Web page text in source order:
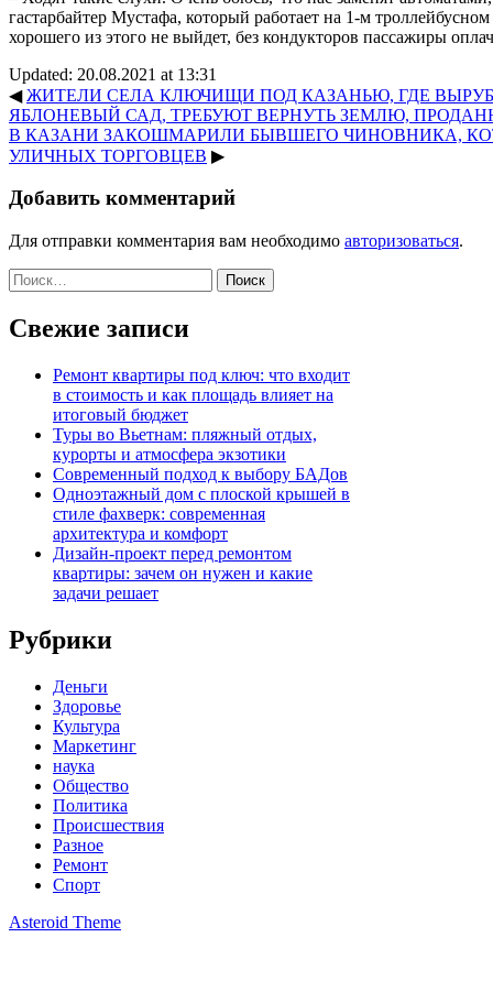
гастарбайтер Мустафа, который работает на 1-м
хорошего из этого не выйдет, без кондукторов пассажиры
Updated: 20.08.2021 at 13:31
◀ЖИТЕЛИ СЕЛА КЛЮЧИЩИ ПОД КАЗАНЬЮ, ГДЕ
ЯБЛОНЕВЫЙ САД, ТРЕБУЮТ ВЕРНУТЬ ЗЕМЛЮ,
В КАЗАНИ ЗАКОШМАРИЛИ БЫВШЕГО ЧИНОВНИКА,
УЛИЧНЫХ ТОРГОВЦЕВ ▶
Добавить комментарий
Для отправки комментария вам необходимо авторизоваться.
Найти:
Свежие записи
Ремонт квартиры под ключ: что входит
в стоимость и как площадь влияет на
итоговый бюджет
Туры во Вьетнам: пляжный отдых,
курорты и атмосфера экзотики
Современный подход к выбору БАДов
Одноэтажный дом с плоской крышей в
стиле фахверк: современная
архитектура и комфорт
Дизайн-проект перед ремонтом
квартиры: зачем он нужен и какие
задачи решает
Рубрики
Деньги
Здоровье
Культура
Маркетинг
наука
Общество
Политика
Происшествия
Разное
Ремонт
Спорт
Asteroid Theme